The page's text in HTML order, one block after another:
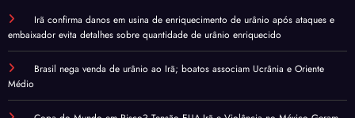
Irã confirma danos em usina de enriquecimento de urânio após ataques e
embaixador evita detalhes sobre quantidade de urânio enriquecido
Brasil nega venda de urânio ao Irã; boatos associam Ucrânia e Oriente
Médio